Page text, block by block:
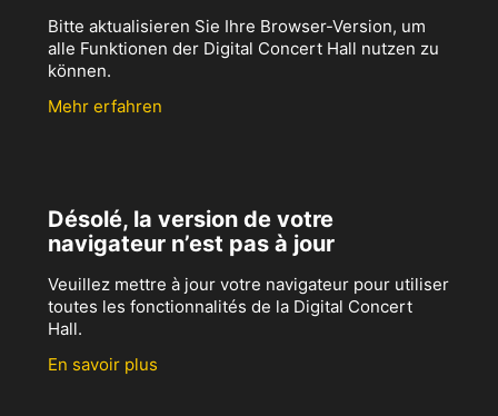
Bitte aktualisieren Sie Ihre Browser-Version, um
alle Funktionen der Digital Concert Hall nutzen zu
können.
Mehr erfahren
Désolé, la version de votre
navigateur n’est pas à jour
Veuillez mettre à jour votre navigateur pour utiliser
toutes les fonctionnalités de la Digital Concert
Hall.
En savoir plus